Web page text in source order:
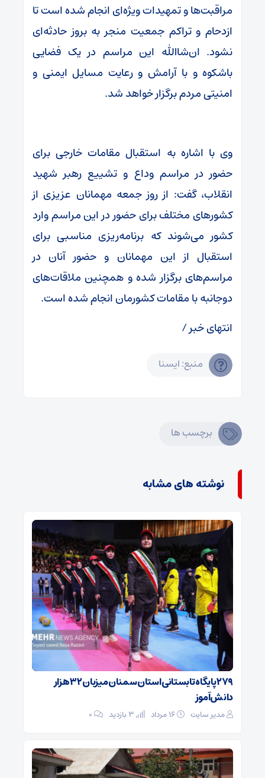
مراقبت‌ها و تمهیدات ویژه‌ای انجام شده است تا
ازدحام و تراکم جمعیت منجر به بروز حادثه‌ای
نشود. ان‌شاالله این مراسم در یک فضایی
باشکوه و با آرامش و رعایت مسایل ایمنی و
امنیتی مردم برگزار خواهد شد.
وی با اشاره به استقبال مقامات خارجی برای
حضور در مراسم وداع و تشییع رهبر شهید
انقلاب، گفت: از روز جمعه مهمانان عزیزی از
کشورهای مختلف برای حضور در این مراسم وارد
کشور می‌شوند که برنامه‌ریزی مناسبی برای
استقبال از این مهمانان و حضور آنان در
مراسم‌های برگزار شده و همچنین ملاقات‌های
دوجانبه با مقامات کشورمان انجام شده است.
انتهای خبر /
منبع: ایسنا
برچسب ها
نوشته های مشابه
۲۷۹ پایگاه تابستانی استان سمنان میزبان ۳۲ هزار
دانش‌آموز
مدیر سایت ۰